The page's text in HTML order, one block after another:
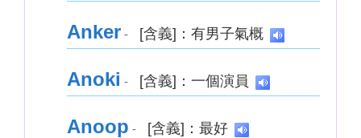
Anker - [含義]：有男子氣概
Anoki - [含義]：一個演員
Anoop - [含義]：最好